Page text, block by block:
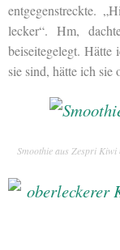
entgegenstreckte.
lecker“. Hm,
beiseitegelegt. Hätte
sie sind, hätte ich sie
Smoothie aus Zespri Kiwi